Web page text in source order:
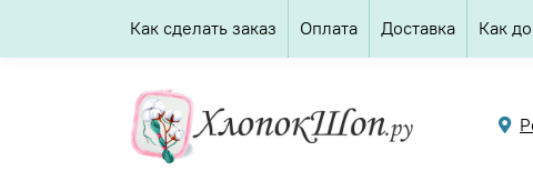
Как сделать заказ Оплата Доставка Как